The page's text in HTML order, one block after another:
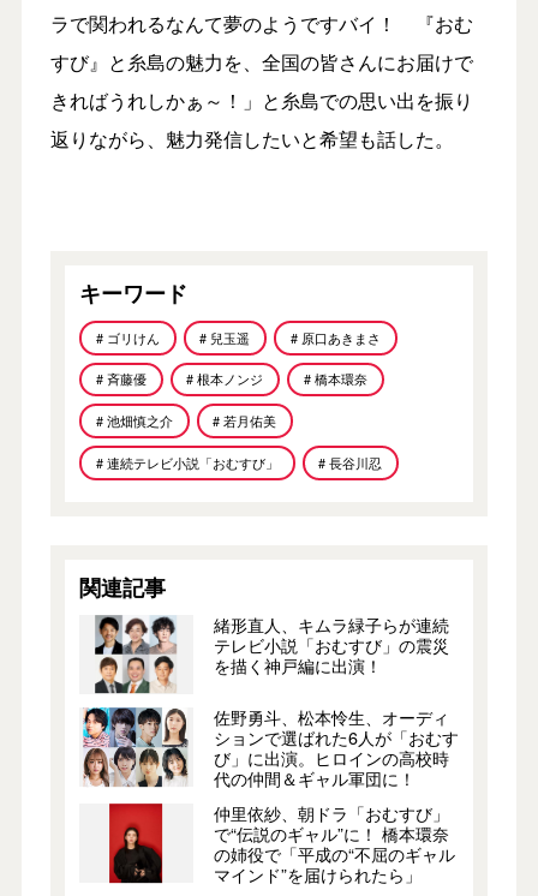
ラで関われるなんて夢のようですバイ！ 『おむ
すび』と糸島の魅力を、全国の皆さんにお届けで
きればうれしかぁ～！」と糸島での思い出を振り
返りながら、魅力発信したいと希望も話した。
キーワード
# ゴリけん # 兒玉遥 # 原口あきまさ
# 斉藤優 # 根本ノンジ # 橋本環奈
# 池畑慎之介 # 若月佑美
# 連続テレビ小説「おむすび」 # 長谷川忍
関連記事
緒形直人、キムラ緑子らが連続
テレビ小説「おむすび」の震災
を描く神戸編に出演！
佐野勇斗、松本怜生、オーディ
ションで選ばれた6人が「おむす
び」に出演。ヒロインの高校時
代の仲間＆ギャル軍団に！
仲里依紗、朝ドラ「おむすび」
で“伝説のギャル”に！ 橋本環奈
の姉役で「平成の“不屈のギャル
マインド”を届けられたら」